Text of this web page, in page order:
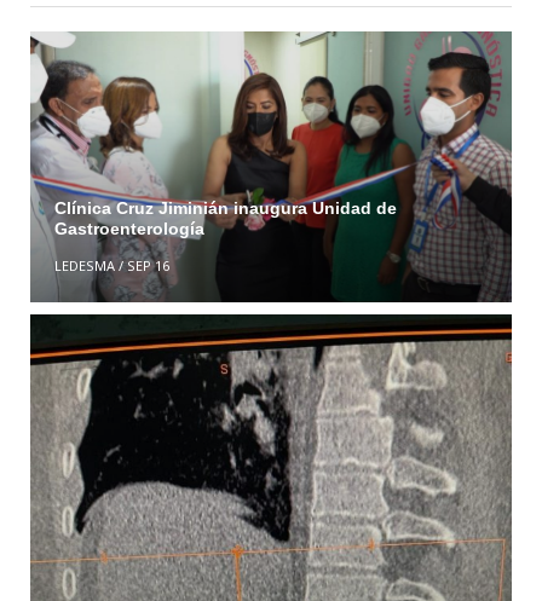
Clínica Cruz Jiminián inaugura Unidad de
Gastroenterología
LEDESMA/SEP 16